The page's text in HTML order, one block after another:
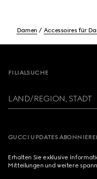
Damen Accessoires für
FILIALSUCHE
LAND/REGION, STADT
GUCCI UPDATES
Erhalten Sie exklusive
Mitteilungen und weitere